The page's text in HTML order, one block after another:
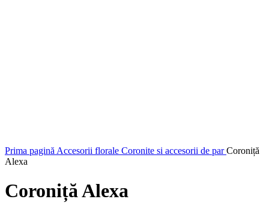
Prima pagină Accesorii florale Coronite si accesorii de parCoroniță
Alexa
Coroniță Alexa